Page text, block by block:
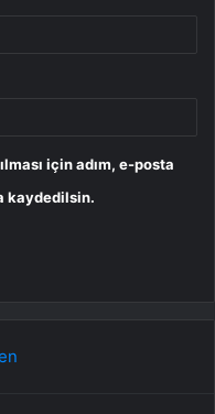
için adım, e-posta
kaydedilsin.